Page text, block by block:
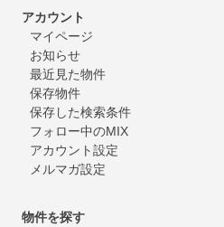
アカウント
マイページ
お知らせ
最近見た物件
保存物件
保存した検索条件
フォロー中のMIX
アカウント設定
メルマガ設定
物件を探す